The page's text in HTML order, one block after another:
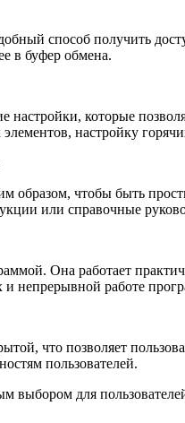
способ получить
в буфер обмена.
настройки, которые
настройку
образом, чтобы быть
или справочные
Она работает
и непрерывной работе
что позволяет
пользователей.
выбором для